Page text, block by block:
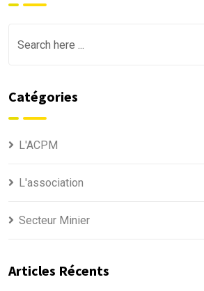
Catégories
L'ACPM
L'association
Secteur Minier
Articles Récents